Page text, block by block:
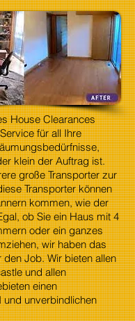
House Clearances
für all Ihre
klein der Auftrag ist.
große Transporter zur
Transporter können
kommen, wie der
ob Sie ein Haus mit 4
oder ein ganzes
wir haben das
den Job. Wir bieten allen
und allen
einen
und unverbindlichen